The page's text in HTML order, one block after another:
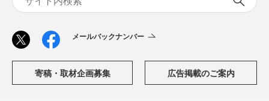
メールバックナンバー
寄稿・取材企画募集 広告掲載のご案内